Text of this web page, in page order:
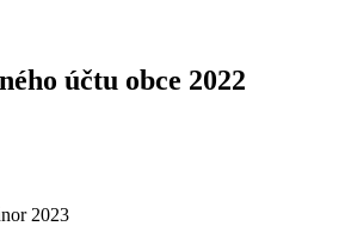
účtu obce 2022
2023